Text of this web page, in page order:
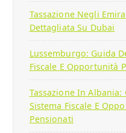
Tassazione Negli
Dettagliata Su Dubai
Lussemburgo: Guida
Fiscale E Opportunità
Tassazione In Albania:
Sistema Fiscale E
Pensionati